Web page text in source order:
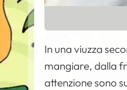
In una viuzza
mangiare, dalla
attenzione sono